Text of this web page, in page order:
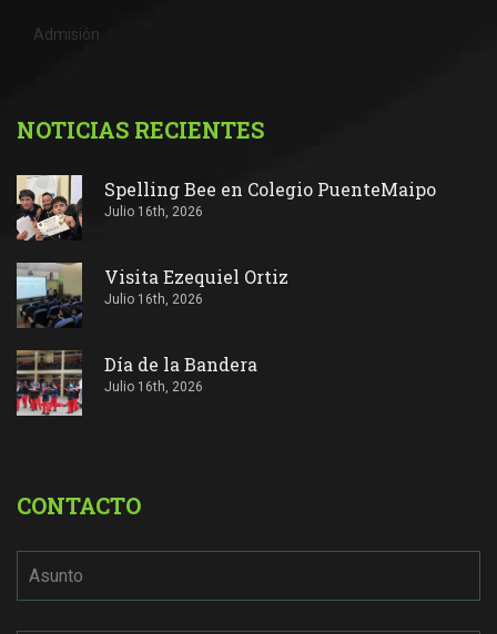
Admisión
NOTICIAS RECIENTES
Spelling Bee en Colegio PuenteMaipo
Julio 16th, 2026
Visita Ezequiel Ortiz
Julio 16th, 2026
Día de la Bandera
Julio 16th, 2026
CONTACTO